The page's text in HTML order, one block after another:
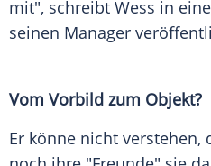
mit", schreibt Wess in
seinen Manager
Vom Vorbild zum Objekt?
Er könne nicht verstehen,